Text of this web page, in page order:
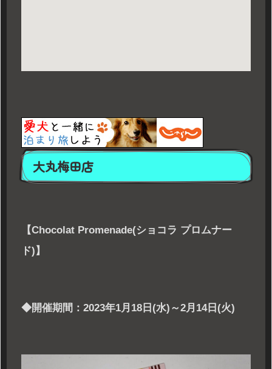
大丸梅田店
【Chocolat Promenade(ショコラ プロムナー
ド)】
◆開催期間：2023年1月18日(水)～2月14日(火)